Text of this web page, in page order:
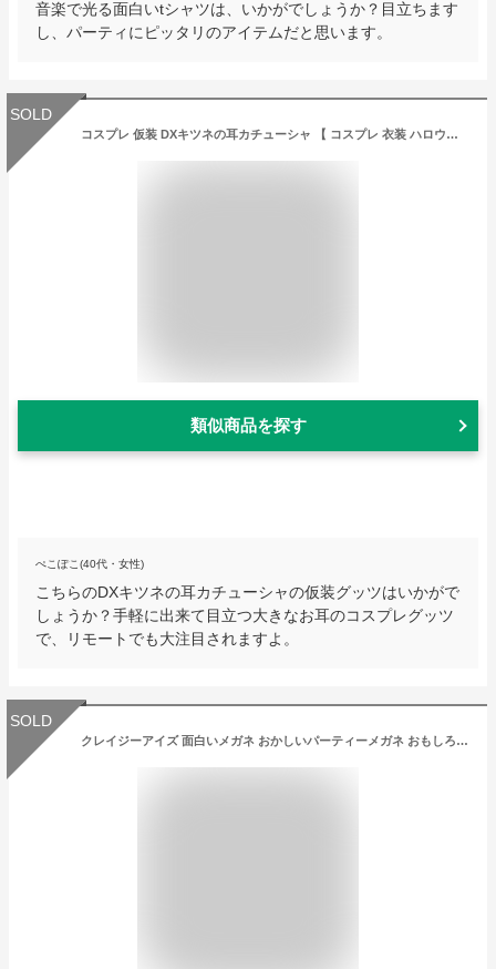
音楽で光る面白いtシャツは、いかがでしょうか？目立ちます
し、パーティにピッタリのアイテムだと思います。
SOLD
コスプレ 仮装 DXキツネの耳カチューシャ 【 コスプレ 衣装 ハロウィン アニマル 動物 変装グッズ みみ パーティーグッズ ヘッドバンド ヘアアクセサリー ハロウィン 衣装 プチ仮装 】
類似商品を探す
ぺこぽこ(40代・女性)
こちらのDXキツネの耳カチューシャの仮装グッツはいかがで
しょうか？手軽に出来て目立つ大きなお耳のコスプレグッツ
で、リモートでも大注目されますよ。
SOLD
クレイジーアイズ 面白いメガネ おかしいパーティーメガネ おもしろグッズ（箱入り）